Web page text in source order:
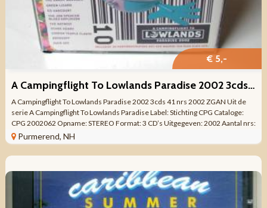
€ 5,-
A Campingflight To Lowlands Paradise 2002 3cds 41 nrs 2002
A Campingflight To Lowlands Paradise 2002 3cds 41 nrs 2002 ZGAN Uit de
serie A Campingflight To Lowlands Paradise Label: Stichting CPG Cataloge:
CPG 2002062 Opname: STEREO Format: 3 CD’s Uitgegeven: 2002 Aantal nrs:
41 ...Purmerend, NH